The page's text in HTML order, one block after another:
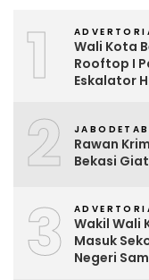
1
Wali Kota
Rooftop I
Eskalator
2
Rawan
Bekasi
3
Wakil Wali
Masuk
Negeri